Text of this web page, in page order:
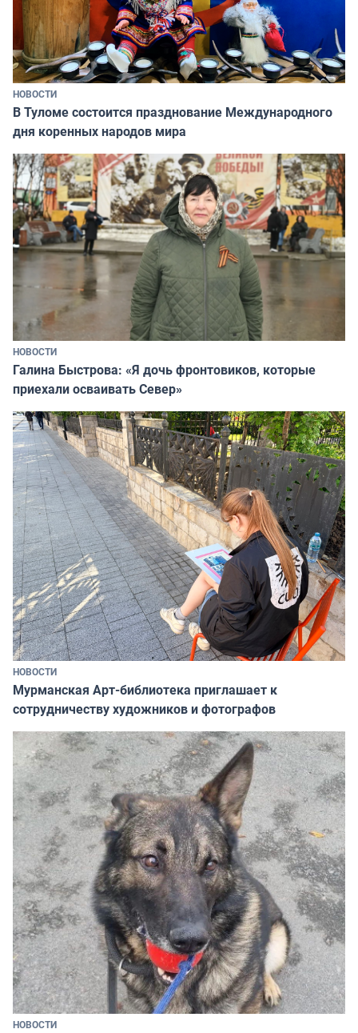
НОВОСТИ
В Туломе состоится празднование Международного
дня коренных народов мира
НОВОСТИ
Галина Быстрова: «Я дочь фронтовиков, которые
приехали осваивать Север»
НОВОСТИ
Мурманская Арт-библиотека приглашает к
сотрудничеству художников и фотографов
НОВОСТИ